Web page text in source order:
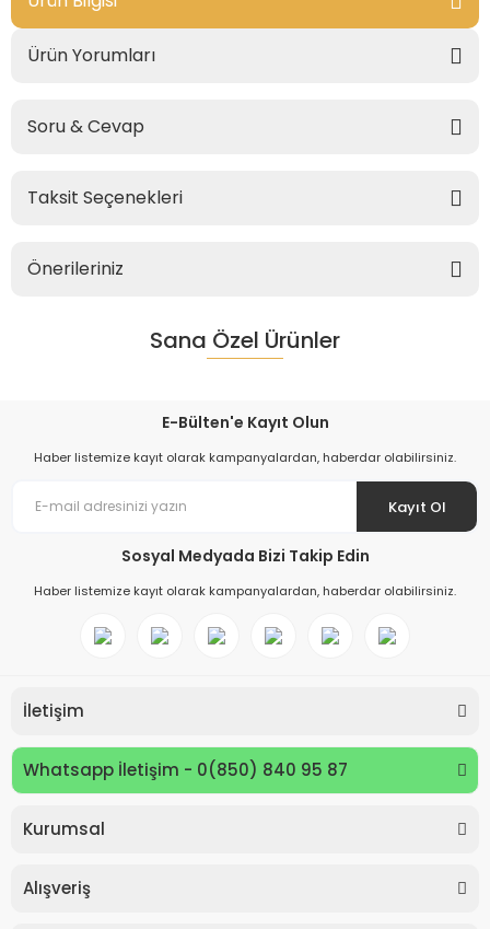
Ürün Yorumları
Soru & Cevap
Taksit Seçenekleri
Önerileriniz
Sana Özel Ürünler
E-Bülten'e Kayıt Olun
Haber listemize kayıt olarak kampanyalardan, haberdar olabilirsiniz.
Kayıt Ol
Sosyal Medyada Bizi Takip Edin
Haber listemize kayıt olarak kampanyalardan, haberdar olabilirsiniz.
İletişim
Whatsapp İletişim - 0(850) 840 95 87
Kurumsal
Alışveriş